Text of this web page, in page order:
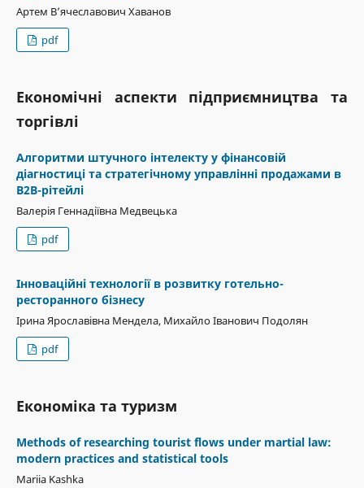
Артем Вʼячеславович Хаванов
pdf
Економічні аспекти підприємництва та
торгівлі
Алгоритми штучного інтелекту у фінансовій
діагностиці та стратегічному управлінні продажами в
B2B-рітейлі
Валерія Геннадіївна Медвецька
pdf
Інноваційні технології в розвитку готельно-
ресторанного бізнесу
Ірина Ярославівна Мендела, Михайло Іванович Подолян
pdf
Економіка та туризм
Methods of researching tourist flows under martial law:
modern practices and statistical tools
Mariia Kashka